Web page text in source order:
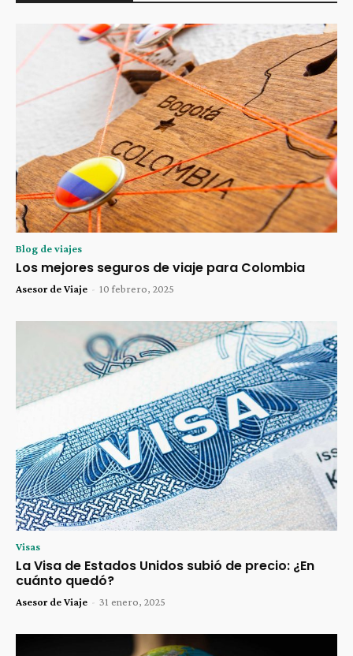
Blog de viajes
Los mejores seguros de viaje para Colombia
Asesor de Viaje - 10 febrero, 2025
Visas
La Visa de Estados Unidos subió de precio: ¿En
cuánto quedó?
Asesor de Viaje - 31 enero, 2025